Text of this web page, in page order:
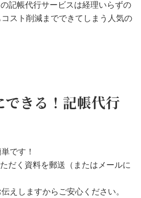
記帳代行サービスは経理いらずの
スト削減までできてしまう人気の
きる！記帳代行
です！
だく資料を郵送（またはメールに
えしますからご安心ください。